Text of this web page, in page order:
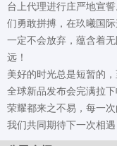
台上代理进行庄严地宣
们勇敢拼搏，在玖曦国
一定不会放弃，蕴含着
远！
美好的时光总是短暂的
全球新品发布会完满拉
荣耀都来之不易，每一
我们共同期待下一次相